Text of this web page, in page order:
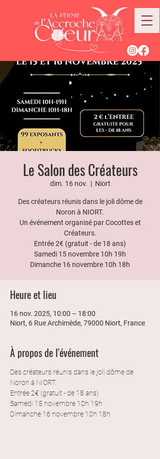
Le Salon des Créateurs
dim. 16 nov.
  |
Niort
Des créateurs réunis dans le joli dôme de
Noron à NIORT.
Un événement organisé par Cocottes et
Créateurs.
Entrée 2€ (gratuit - de 18 ans)
Samedi 15 novembre 10h 19h
Dimanche 16 novembre 10h 18h
Heure et lieu
16 nov. 2025, 10:00 – 18:00
Niort, 6 Rue Archimède, 79000 Niort, France
À propos de l'événement
Des créateurs réunis dans le joli dôme de
Noron à NIORT.
Entrée 2€ (gratuit - de 18 ans)
Samedi 15 novembre 10h 19h
Dimanche 16 novembre 10h 18h